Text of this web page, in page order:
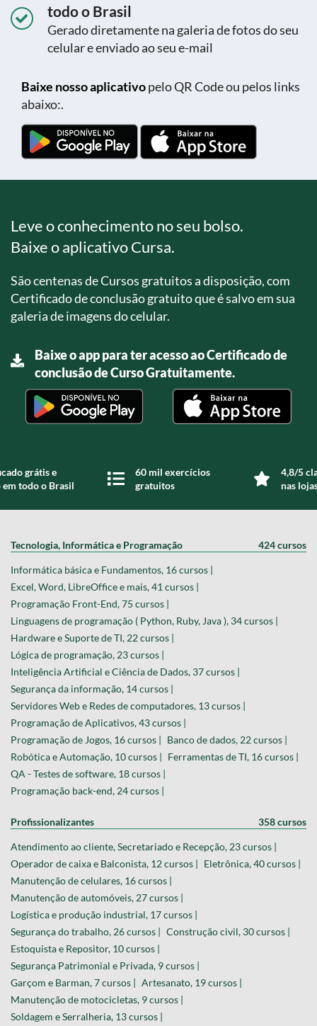
todo o Brasil
Gerado diretamente na galeria de fotos do seu
celular e enviado ao seu e-mail
Baixe nosso aplicativopelo QR Code ou pelos links
abaixo:.
Leve o conhecimento no seu bolso.
Baixe o aplicativo Cursa.
São centenas de Cursos gratuitos a disposição, com
Certificado de conclusão gratuito que é salvo em sua
galeria de imagens do celular.
Baixe o app para ter acesso ao Certificado de
conclusão de Curso Gratuitamente.
grátis e
todo o Brasil
60 mil exercícios
gratuitos
4,8/5
nas
Tecnologia, Informática e Programação 424 cursos
Informática básica e Fundamentos, 16 cursos |
Excel, Word, LibreOffice e mais, 41 cursos |
Programação Front-End, 75 cursos |
Linguagens de programação ( Python, Ruby, Java ), 34 cursos |
Hardware e Suporte de TI, 22 cursos |
Lógica de programação, 23 cursos |
Inteligência Artificial e Ciência de Dados, 37 cursos |
Segurança da informação, 14 cursos |
Servidores Web e Redes de computadores, 13 cursos |
Programação de Aplicativos, 43 cursos |
Programação de Jogos, 16 cursos | Banco de dados, 22 cursos |
Robótica e Automação, 10 cursos | Ferramentas de TI, 16 cursos |
QA - Testes de software, 18 cursos |
Programação back-end, 24 cursos |
Profissionalizantes 358 cursos
Atendimento ao cliente, Secretariado e Recepção, 23 cursos |
Operador de caixa e Balconista, 12 cursos | Eletrônica, 40 cursos |
Manutenção de celulares, 16 cursos |
Manutenção de automóveis, 27 cursos |
Logística e produção industrial, 17 cursos |
Segurança do trabalho, 26 cursos | Construção civil, 30 cursos |
Estoquista e Repositor, 10 cursos |
Segurança Patrimonial e Privada, 9 cursos |
Garçom e Barman, 7 cursos | Artesanato, 19 cursos |
Manutenção de motocicletas, 9 cursos |
Soldagem e Serralheria, 13 cursos |